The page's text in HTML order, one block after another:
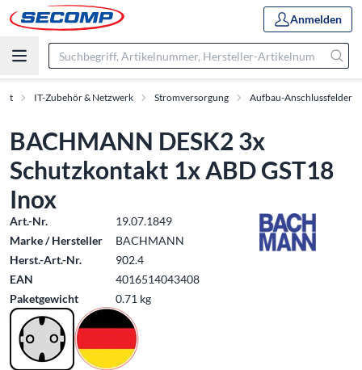
Anmelden
IT-Zubehör & Netzwerk Stromversorgung Aufbau-Anschlussfelder
BACHMANN DESK2 3x
Schutzkontakt 1x ABD GST18
Inox
Art.-Nr.
19.07.1849
Marke / Hersteller
BACHMANN
Herst.-Art.-Nr.
902.4
EAN
4016514043408
Paketgewicht
0.71 kg